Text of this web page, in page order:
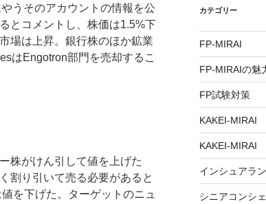
うそのアカウントの情報を公
とコメントし、株価は1.5%下
場は上昇。銀行株のほか鉱業
はEngotron部門を売却するこ
株がけん引して値を上げた
割り引いて売る必要があると
を下げた。ターゲットのニュ
カテゴリー
FP-MIRAI
FP-MIRAIの魅
FP試験対策
KAKEI-MIRAI
KAKEI-MIRAI
インシュアラ
シニアコンシ